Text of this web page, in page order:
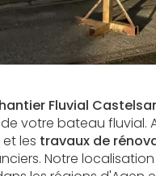
Fluvial
votre bateau fluvial.
et les travaux de
Notre